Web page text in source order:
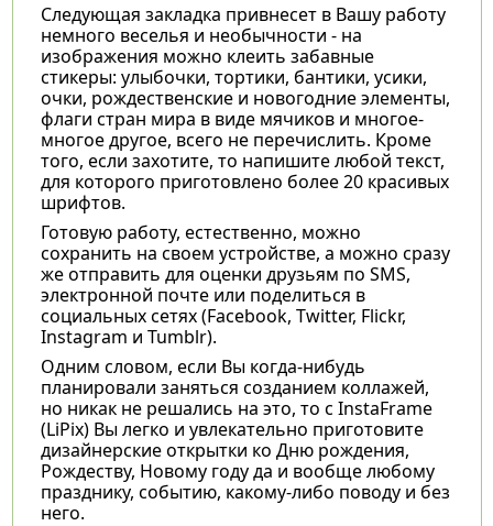
Следующая закладка привнесет в Вашу работу
немного веселья и необычности - на
изображения можно клеить забавные
стикеры: улыбочки, тортики, бантики, усики,
очки, рождественские и новогодние элементы,
флаги стран мира в виде мячиков и многое-
многое другое, всего не перечислить. Кроме
того, если захотите, то напишите любой текст,
для которого приготовлено более 20 красивых
шрифтов.
Готовую работу, естественно, можно
сохранить на своем устройстве, а можно сразу
же отправить для оценки друзьям по SMS,
электронной почте или поделиться в
социальных сетях (Facebook, Twitter, Flickr,
Instagram и Tumblr).
Одним словом, если Вы когда-нибудь
планировали заняться созданием коллажей,
но никак не решались на это, то с InstaFrame
(LiPix) Вы легко и увлекательно приготовите
дизайнерские открытки ко Дню рождения,
Рождеству, Новому году да и вообще любому
празднику, событию, какому-либо поводу и без
него.